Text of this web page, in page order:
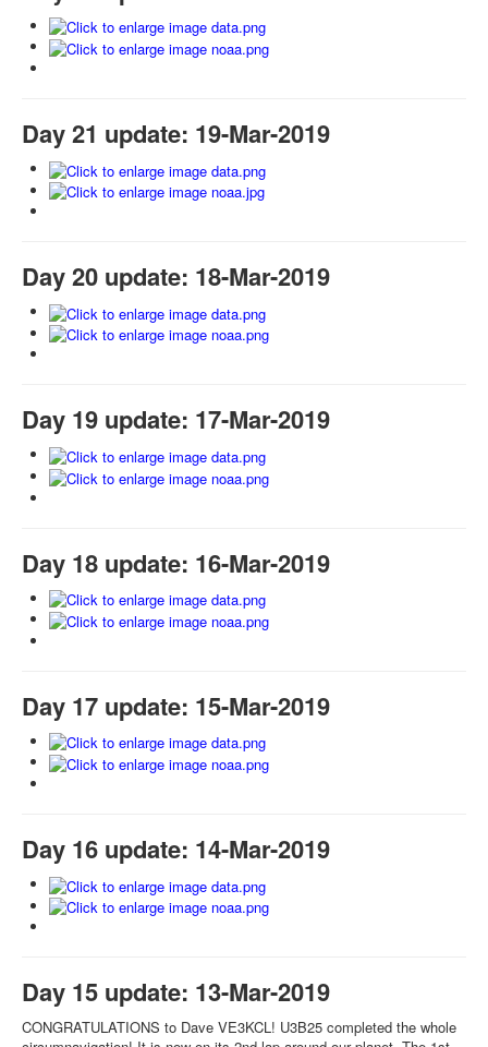
Day 21 update: 19-Mar-2019
Day 20 update: 18-Mar-2019
Day 19 update: 17-Mar-2019
Day 18 update: 16-Mar-2019
Day 17 update: 15-Mar-2019
Day 16 update: 14-Mar-2019
Day 15 update: 13-Mar-2019
CONGRATULATIONS to Dave VE3KCL! U3B25 completed the whole